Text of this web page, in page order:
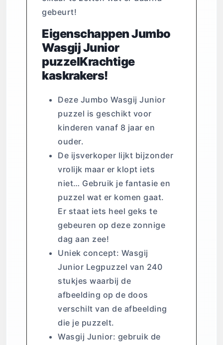
gebeurt!
Eigenschappen Jumbo
Wasgij Junior
puzzelKrachtige
kaskrakers!
Deze Jumbo Wasgij Junior
puzzel is geschikt voor
kinderen vanaf 8 jaar en
ouder.
De ijsverkoper lijkt bijzonder
vrolijk maar er klopt iets
niet… Gebruik je fantasie en
puzzel wat er komen gaat.
Er staat iets heel geks te
gebeuren op deze zonnige
dag aan zee!
Uniek concept: Wasgij
Junior Legpuzzel van 240
stukjes waarbij de
afbeelding op de doos
verschilt van de afbeelding
die je puzzelt.
Wasgij Junior: gebruik de